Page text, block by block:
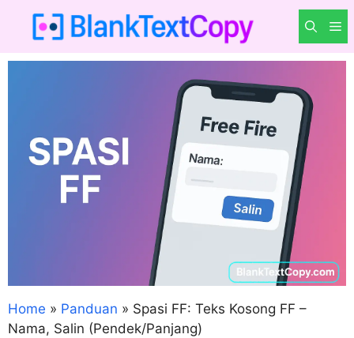
Home » Panduan » Spasi FF: Teks Kosong FF –
Nama, Salin (Pendek/Panjang)